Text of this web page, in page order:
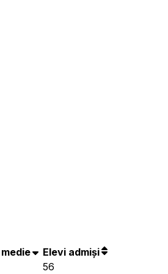
Elevi admiși
56